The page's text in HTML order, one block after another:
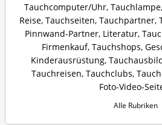
Tauchcomputer/Uhr, Tauchlampe,
Reise, Tauchseiten, Tauchpartner,
Pinnwand-Partner, Literatur,
Firmenkauf, Tauchshops,
Kinderausrüstung,
Tauchreisen, Tauchclubs,
Foto-Video-
Alle Rubriken